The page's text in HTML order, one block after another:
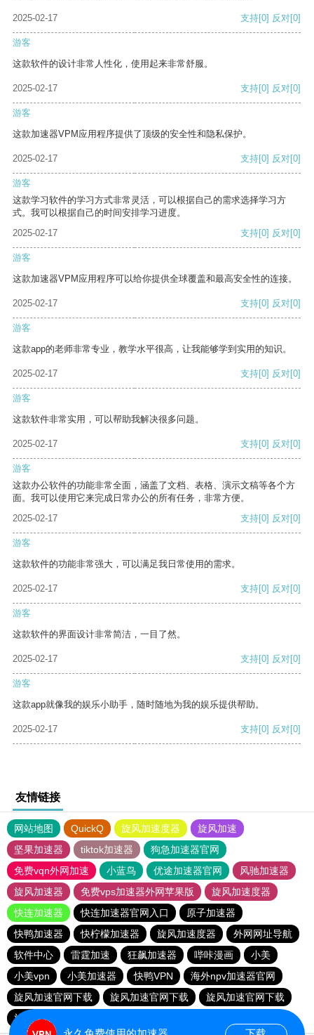
2025-02-17 支持[0] 反对[0]
游客
这款软件的设计非常人性化，使用起来非常舒服。
2025-02-17 支持[0] 反对[0]
游客
这款加速器VPM应用程序提供了顶级的安全性和隐私保护。
2025-02-17 支持[0] 反对[0]
游客
这款学习软件的学习方式非常灵活，可以根据自己的需求选择学习方
式。我可以根据自己的时间安排学习进度。
2025-02-17
支持[0] 反对[0]
游客
这款加速器VPM应用程序可以给你提供全球覆盖和最高安全性的连接。
2025-02-17 支持[0] 反对[0]
游客
这款app的老师非常专业，教学水平很高，让我能够学到实用的知识。
2025-02-17 支持[0] 反对[0]
游客
这款软件非常实用，可以帮助我解决很多问题。
2025-02-17 支持[0] 反对[0]
游客
这款办公软件的功能非常全面，涵盖了文档、表格、演示文稿等各个方
面。我可以使用它来完成日常办公的所有任务，非常方便。
2025-02-17
支持[0] 反对[0]
游客
这款软件的功能非常强大，可以满足我日常使用的需求。
2025-02-17 支持[0] 反对[0]
游客
这款软件的界面设计非常简洁，一目了然。
2025-02-17 支持[0] 反对[0]
游客
这款app就像我的娱乐小助手，随时随地为我的娱乐提供帮助。
2025-02-17 支持[0] 反对[0]
友情链接
网站地图 QuickQ 旋风加速度器
旋风加速
坚果加速器
tiktok加速器
狗急加速器官网
免费vqn外网加速
小蓝鸟 优途加速器官网
风驰加速器
旋风加速器
免费vps加速器外网苹果版
旋风加速度器
快连加速器
快连加速器官网入口
原子加速器
快鸭加速器
快柠檬加速器 旋风加速度器
外网网址导航
软件中心
雷霆加速 狂飙加速器 哔咔漫画
小美
小美vpn
小美加速器 快鸭VPN
海外npv加速器官网
旋风加速官网下载
旋风加速官网下载
旋风加速官网下载
旋风加速官网下载